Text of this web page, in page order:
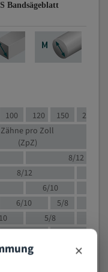
Bandsägeblatt
100 120 150 200
Zähne pro Zoll
(ZpZ)
8/12
8/12
6/10
6/10
5/8
5/8
×